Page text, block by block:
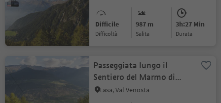
Difficile
Difficoltà
987 m
Salita
3h:27 Min
durata
Passeggiata lungo il
Sentiero del Marmo di
Lasa
Lasa, Val Venosta